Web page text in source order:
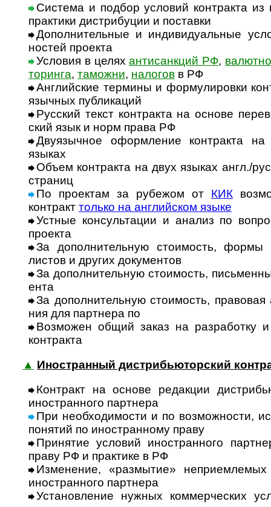
Система и подбор условий контракта из
прак­тики дист­ри­бу­ции и пос­тавки
Дополнительные и индивидуальные
нос­тей проекта
Условия в целяхантисанкций РФ,
то­ри­нга, тамо­жни, нало­гов в РФ
Английские термины и формулировки
языч­ных пуб­ли­каций
Русский текст контракта на основе
ский язык и норм права РФ
Двуязычное оформление контракта
языках
Объем контракта на двух языках англ./
стра­ниц
По проектам за рубежом от КИК
конт­ракт только на анг­лий­ском языке
Устные консультации и анализ по
про­екта
За дополнительную стоимость, формы
листов и дру­гих доку­ментов
За дополнительную стоимость,
ента
За дополнительную стоимость,
ния для парт­нера по ­
Возможен общий заказ на разработку
конт­ракта
▲ Иностранный дистрибьюторский
Контракт на основе редакции
ино­ст­ран­ного парт­нера
При необходимости и по возможности,
поня­тий по ино­ст­ран­ному праву
Принятие условий иностранного
праву РФ и прак­тике в РФ
Изменение, «размытие» неприемлемых
ино­ст­ран­ного парт­нера
Установление нужных коммерческих